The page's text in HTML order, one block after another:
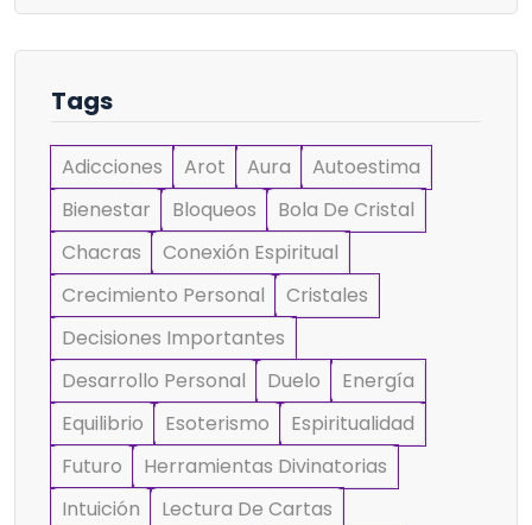
Tags
Adicciones Arot Aura
Autoestima
Bienestar
Bloqueos
Bola De Cristal
Chacras
Conexión Espiritual
Crecimiento Personal
Cristales
Decisiones Importantes
Desarrollo Personal
Duelo
Energía
Equilibrio
Esoterismo
Espiritualidad
Futuro
Herramientas Divinatorias
Intuición
Lectura De Cartas